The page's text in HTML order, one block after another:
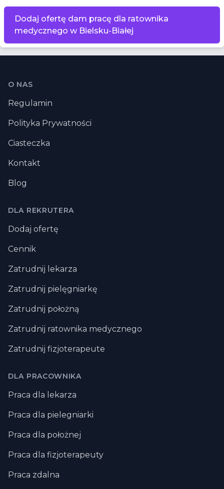
Dodaj ofertę dam pracę dla ratownika
medycznego w Bielsku-Białej
Stopka
O NAS
Regulamin
Polityka Prywatności
Ciasteczka
Kontakt
Blog
DLA REKRUTERA
Dodaj ofertę
Cennik
Zatrudnij lekarza
Zatrudnij pielęgniarkę
Zatrudnij położną
Zatrudnij ratownika medycznego
Zatrudnij fizjoterapeute
DLA PRACOWNIKA
Praca dla lekarza
Praca dla pielegniarki
Praca dla położnej
Praca dla fizjoterapeuty
Praca zdalna